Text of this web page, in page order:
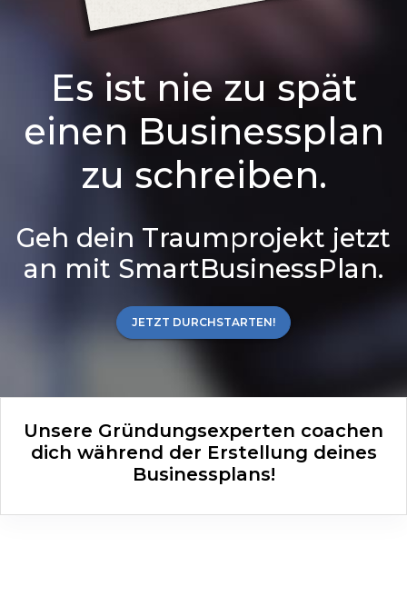
Es ist nie zu spät
einen Businessplan
zu schreiben.
Geh dein Traumprojekt jetzt
an mit SmartBusinessPlan.
JETZT DURCHSTARTEN!
Unsere Gründungsexperten coachen
dich während der Erstellung deines
Businessplans!